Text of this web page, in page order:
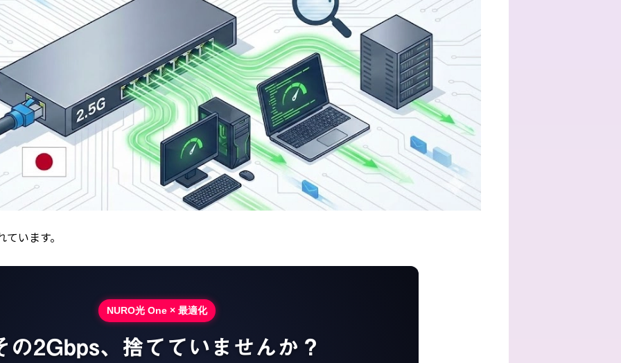
います。
NURO光 One × 最適化
の2Gbps、捨てていませんか？